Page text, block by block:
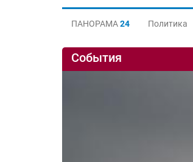
ПАНОРАМА24 Политика
События